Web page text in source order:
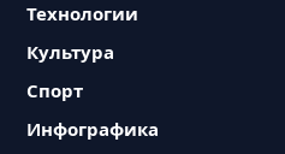
Технологии
Культура
Спорт
Инфографика